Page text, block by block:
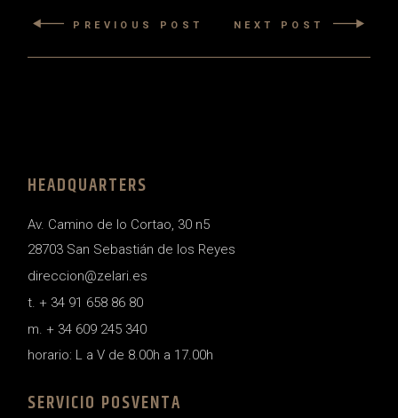
PREVIOUS POST NEXT POST
HEADQUARTERS
Av. Camino de lo Cortao, 30 n5
28703 San Sebastián de los Reyes
direccion@zelari.es
t. + 34 91 658 86 80
m. + 34 609 245 340
horario: L a V de 8.00h a 17.00h
SERVICIO POSVENTA